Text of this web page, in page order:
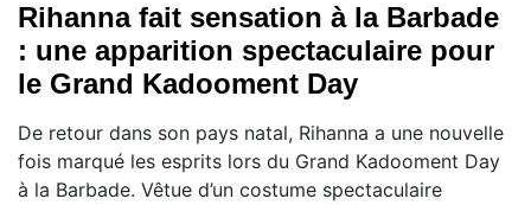
Rihanna fait sensation à la Barbade
: une apparition spectaculaire pour
le Grand Kadooment Day
De retour dans son pays natal, Rihanna a une nouvelle
fois marqué les esprits lors du Grand Kadooment Day
à la Barbade. Vêtue d’un costume spectaculaire